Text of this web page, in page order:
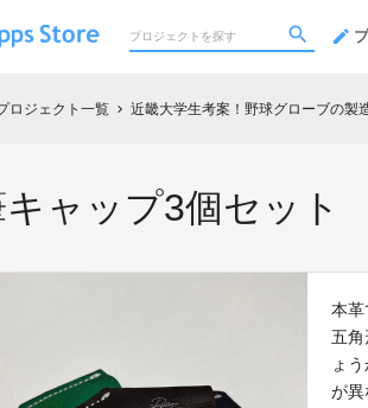
ロジェクト一覧 chevron_right 近畿大学生考案！野球グローブの製
ャップ3個セット
本革
五角
ょ
が異